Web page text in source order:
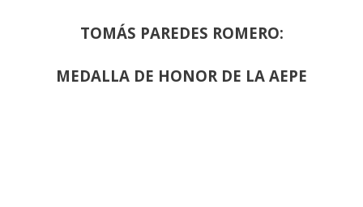
TOMÁS PAREDES ROMERO:
MEDALLA DE HONOR DE LA AEPE